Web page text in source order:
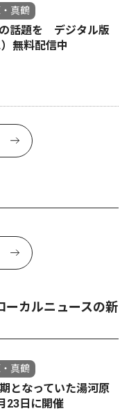
真鶴
話題を デジタル版
無料配信中
ーカルニュースの新
真鶴
となっていた湯河原
23日に開催